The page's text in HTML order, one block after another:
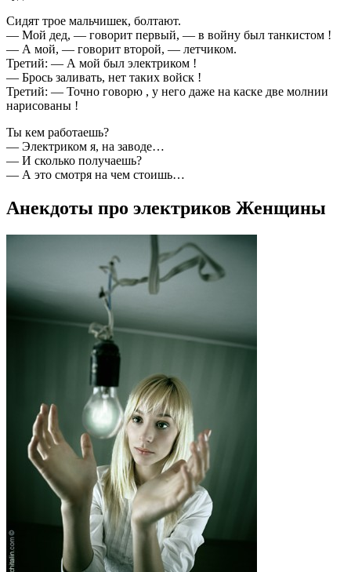
Сидят трое мальчишек, болтают.
— Мой дед, — говорит первый, — в войну был танкистом !
— А мой, — говорит второй, — летчиком.
Третий: — А мой был электриком !
— Брось заливать, нет таких войск !
Третий: — Точно говорю , у него даже на каске две молнии
нарисованы !
Ты кем работаешь?
— Электриком я, на заводе…
— И сколько получаешь?
— А это смотря на чем стоишь…
Анекдоты про электриков Женщины